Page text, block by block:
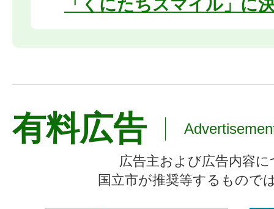
「くにたちスマイル」に
有料広告
広告主および広告内容
国立市が推奨等するもので